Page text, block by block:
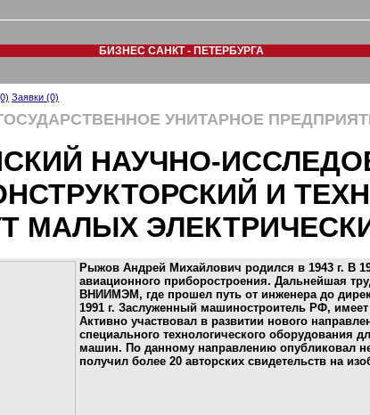
БИЗНЕС САНКТ - ПЕТЕРБУРГА
Заявки (0)
УНИТАРНОЕ
НАУЧНО-
И
МАЛЫХ
Рыжов Андрей Михайлович родился в 1943 г. В
авиационного приборостроения. Дальнейшая
ВНИИМЭМ, где прошел путь от инженера до
1991 г. Заслуженный машиностроитель РФ,
Активно участвовал в развитии нового
специального технологического оборудования
машин. По данному направлению опубликовал
получил более 20 авторских свидетельств на